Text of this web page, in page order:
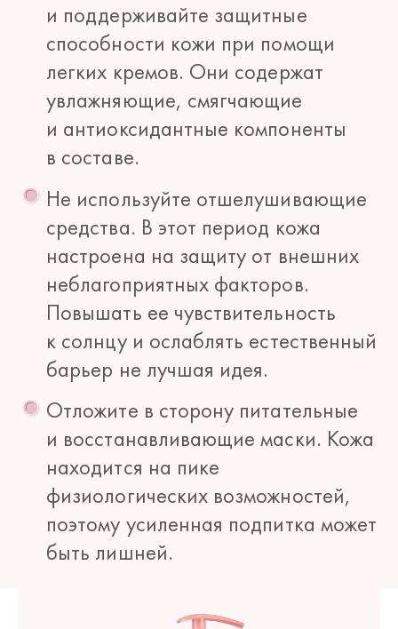
и поддерживайте защитные
способности кожи при помощи
легких кремов. Они содержат
увлажняющие, смягчающие
и антиоксидантные компоненты
в составе.
Не используйте отшелушивающие
средства. В этот период кожа
настроена на защиту от внешних
неблагоприятных факторов.
Повышать ее чувствительность
к солнцу и ослаблять естественный
барьер не лучшая идея.
Отложите в сторону питательные
и восстанавливающие маски. Кожа
находится на пике
физиологических возможностей,
поэтому усиленная подпитка может
быть лишней.